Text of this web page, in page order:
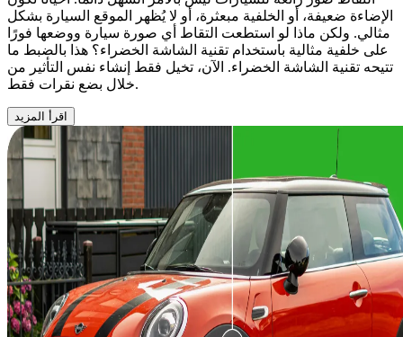
الإضاءة ضعيفة، أو الخلفية مبعثرة، أو لا يُظهر الموقع السيارة بشكل
مثالي. ولكن ماذا لو استطعت التقاط أي صورة سيارة ووضعها فورًا
على خلفية مثالية باستخدام تقنية الشاشة الخضراء؟ هذا بالضبط ما
تتيحه تقنية الشاشة الخضراء. الآن، تخيل فقط إنشاء نفس التأثير من
خلال بضع نقرات فقط.
اقرأ المزيد